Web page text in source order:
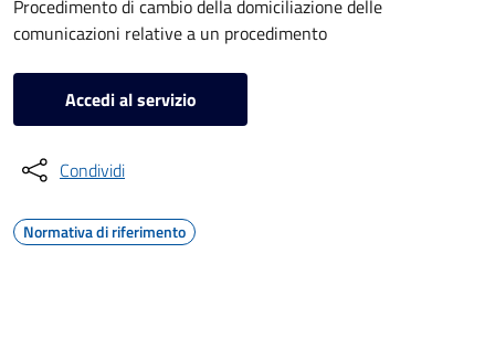
Procedimento di cambio della domiciliazione delle
comunicazioni relative a un procedimento
Accedi al servizio
Condividi
Normativa di riferimento